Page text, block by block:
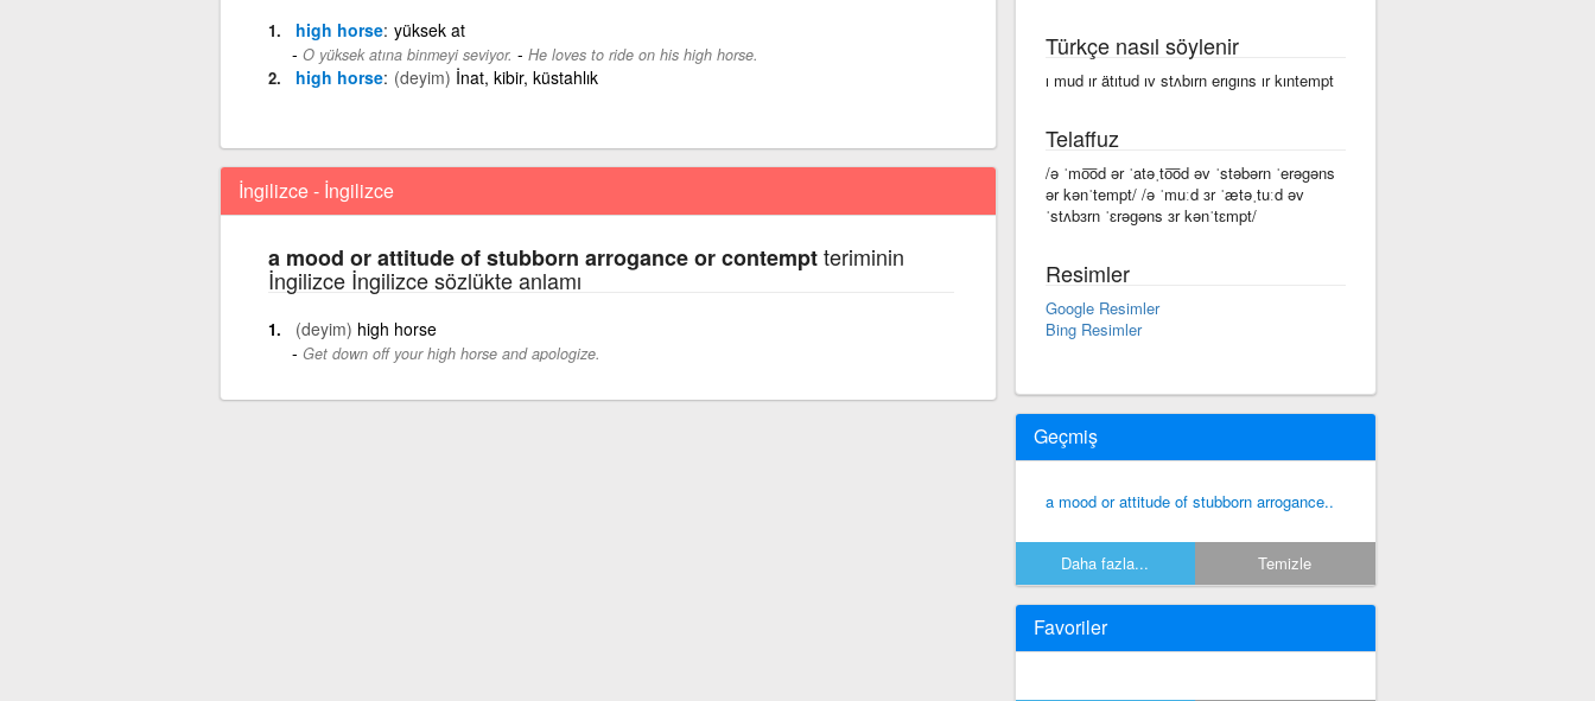
high horse yüksek at
O yüksek atına binmeyi seviyor. - He loves to ride on his high horse.
high horse (deyim) İnat, kibir, küstahlık
İngilizce - İngilizce
a mood or attitude of stubborn arrogance or contemptteriminin
İngilizce İngilizce sözlükte anlamı
(deyim) high horse
Get down off your high horse and apologize.
Türkçe nasıl söylenir
ı mud ır ätıtud ıv stʌbırn erıgıns ır kıntempt
Telaffuz
/ə ˈmo͞od ər ˈatəˌto͞od əv ˈstəbərn ˈerəgəns
ər kənˈtempt/ /ə ˈmuːd ɜr ˈætəˌtuːd əv
ˈstʌbɜrn ˈɛrəɡəns ɜr kənˈtɛmpt/
Resimler
Google Resimler
Bing Resimler
Geçmiş
a mood or attitude of stubborn arrogance..
Daha fazla... Temizle
Favoriler